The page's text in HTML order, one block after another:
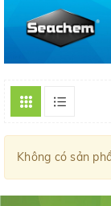
Không có sản